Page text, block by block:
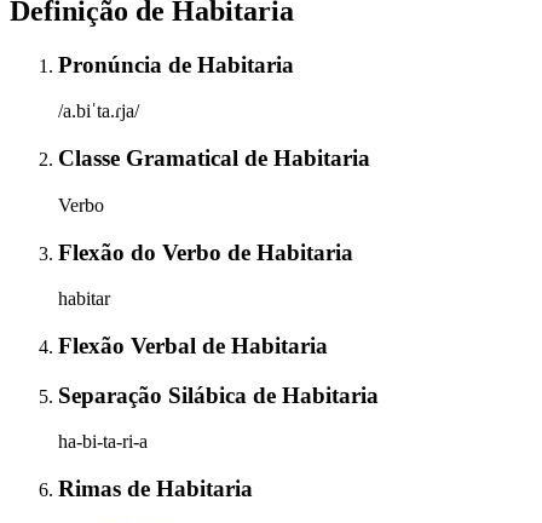
Definição de Habitaria
Pronúncia de Habitaria
/a.biˈta.ɾja/
Classe Gramatical de Habitaria
Verbo
Flexão do Verbo de Habitaria
habitar
Flexão Verbal de Habitaria
Separação Silábica de Habitaria
ha-bi-ta-ri-a
Rimas de Habitaria